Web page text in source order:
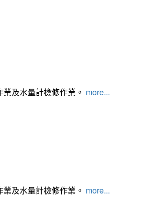
及水量計檢修作業。 more...
及水量計檢修作業。 more...